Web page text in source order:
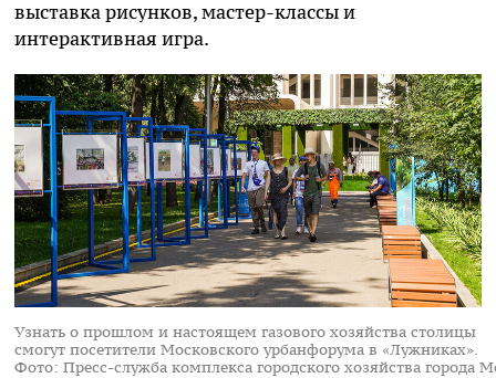
выставка рисунков, мастер-классы и
интерактивная игра.
Узнать о прошлом и настоящем газового хозяйства столицы
смогут посетители Московского урбанфорума в «Лужниках».
Фото: Пресс-служба комплекса городского хозяйства города